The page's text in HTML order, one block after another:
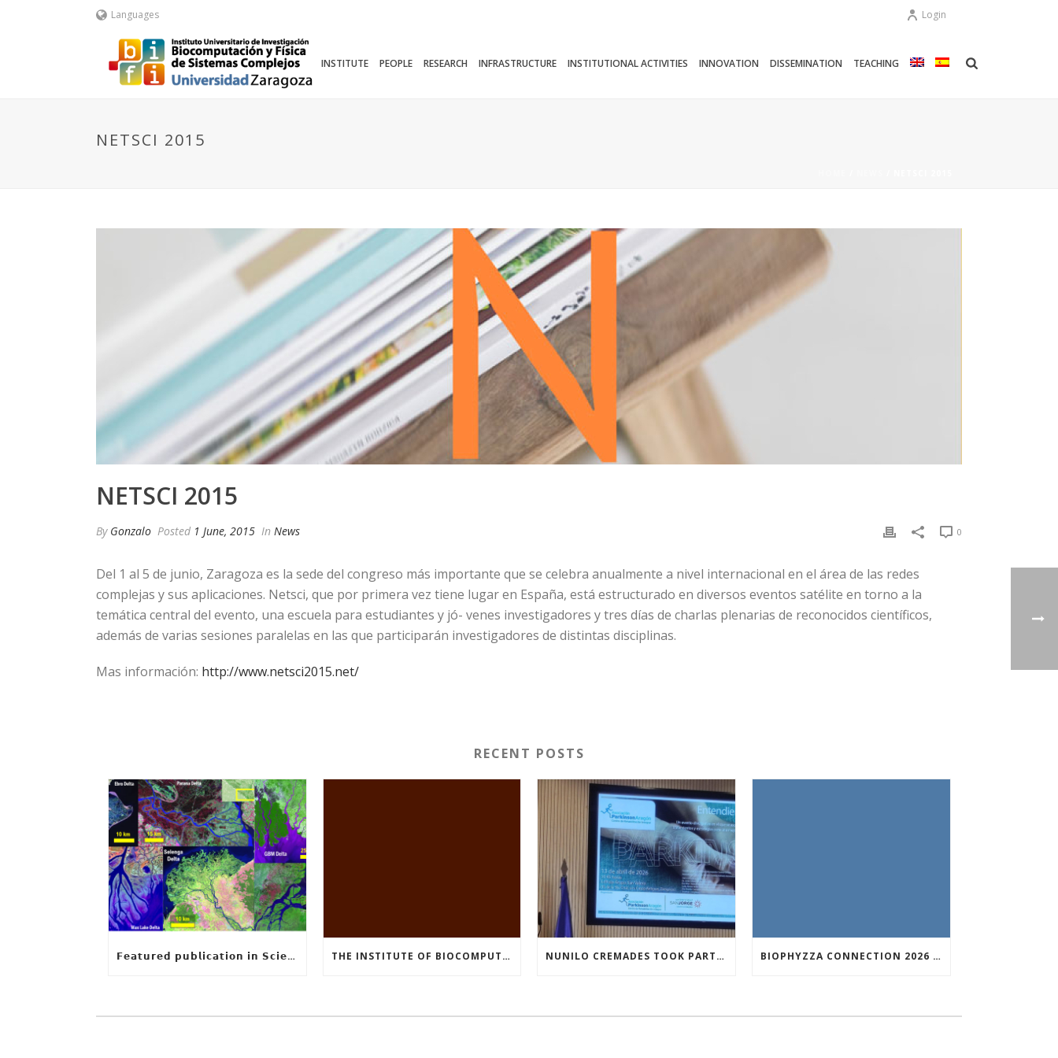
Languages Login
INSTITUTE PEOPLE RESEARCH INFRASTRUCTURE INSTITUTIONAL ACTIVITIES INNOVATION DISSEMINATION TEACHING
NETSCI 2015
NETSCI 2015
By Gonzalo Posted 1 June, 2015 In News 0
Del 1 al 5 de junio, Zaragoza es la sede del congreso más importante que se celebra anualmente a nivel internacional en el área de las redes
complejas y sus aplicaciones. Netsci, que por primera vez tiene lugar en España, está estructurado en diversos eventos satélite en torno a la
temática central del evento, una escuela para estudiantes y jó- venes investigadores y tres días de charlas plenarias de reconocidos científicos,
además de varias sesiones paralelas en las que participarán investigadores de distintas disciplinas.
Mas información: http://www.netsci2015.net/
RECENT POSTS
𝗙𝗲𝗮𝘁𝘂𝗿𝗲𝗱 𝗽𝘂𝗯𝗹𝗶𝗰𝗮𝘁𝗶𝗼𝗻 𝗶𝗻 𝗦𝗰𝗶𝗲𝗻𝗰𝗲: 𝗨𝗻𝗰𝗼𝘃𝗲𝗿𝗶𝗻𝗴 𝘁𝗵𝗲 𝗵𝗶𝗱𝗱𝗲𝗻 𝗿𝘂𝗹𝗲𝘀 𝗯𝗲𝗵𝗶𝗻𝗱 𝗿𝗶𝘃𝗲𝗿 𝗱𝗲𝗹𝘁𝗮 𝗴𝗲𝗼𝗺𝗲𝘁𝗿𝘆 𝗮𝗻𝗱 𝗴𝗿𝗼𝘄𝘁𝗵 THE INSTITUTE OF BIOCOMPUTATION AND PHYSICS OF COMPLEX SYSTEMS AT THE UNIVERSITY OF ZARAGOZA ORGANISED THE WORKSHOP “THE JOURNEY THROUGH THE DIGESTIVE SYSTEM” FOR MEMBERS OF THE UTRILLO ASSOCIATION NUNILO CREMADES TOOK PART IN THE CONFERENCE ENTITLED UNDERSTANDING PARKINSON’S. ADVANCES AND NEW PERSPECTIVES’. BIOPHYZZA CONNECTION 2026 IN ZARAGOZA: A PUBLIC OUTREACH EVENT ON 26 MARCH WHERE SCIENCE AND PIZZA COME TOGETHER.